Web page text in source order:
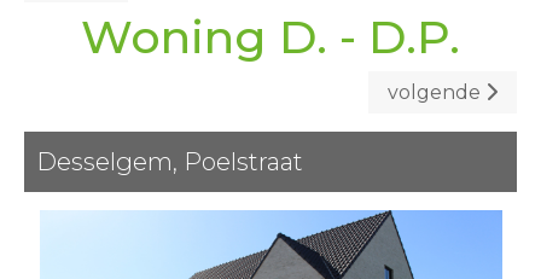
Woning D. - D.P.
volgende
Desselgem, Poelstraat